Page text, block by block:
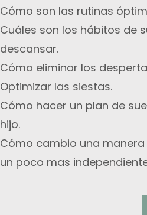
Cómo son las rutinas
Cuáles son los hábitos de
descansar.
Cómo eliminar los
Optimizar las siestas.
Cómo hacer un plan de
hijo.
Cómo cambio una
un poco mas